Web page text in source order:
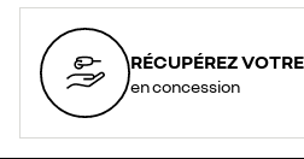
RÉCUPÉREZ
en concession